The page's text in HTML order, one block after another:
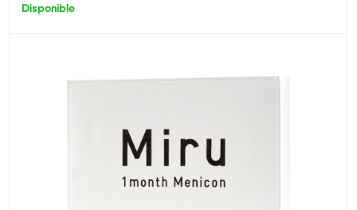
Disponible